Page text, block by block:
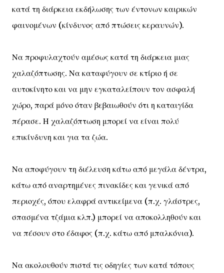
κατά τη διάρκεια εκδήλωσης των έντονων καιρικών
φαινομένων (κίνδυνος από πτώσεις κεραυνών).
Να προφυλαχτούν αμέσως κατά τη διάρκεια μιας
χαλαζόπτωσης. Να καταφύγουν σε κτίριο ή σε
αυτοκίνητο και να μην εγκαταλείπουν τον ασφαλή
χώρο, παρά μόνο όταν βεβαιωθούν ότι η καταιγίδα
πέρασε. Η χαλαζόπτωση μπορεί να είναι πολύ
επικίνδυνη και για τα ζώα.
Να αποφύγουν τη διέλευση κάτω από μεγάλα δέντρα,
κάτω από αναρτημένες πινακίδες και γενικά από
περιοχές, όπου ελαφρά αντικείμενα (π.χ. γλάστρες,
σπασμένα τζάμια κλπ.) μπορεί να αποκολληθούν και
να πέσουν στο έδαφος (π.χ. κάτω από μπαλκόνια).
Να ακολουθούν πιστά τις οδηγίες των κατά τόπους